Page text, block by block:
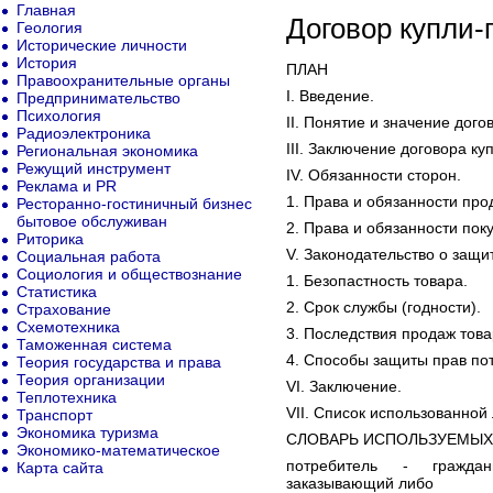
Договор
ПЛАН
I. Введение.
II. Понятие и значение
III. Заключение договора
IV. Обязанности сторон.
1. Права и обязанности
2. Права и обязанности
V. Законодательство о
1. Безопастность товара.
2. Срок службы (годности).
3. Последствия продаж
4. Способы защиты прав
VI. Заключение.
VII. Список
СЛОВАРЬ
потребитель -
заказывающий либо
Главная
Геология
Исторические личности
История
Правоохранительные органы
Предпринимательство
Психология
Радиоэлектроника
Региональная экономика
Режущий инструмент
Реклама и PR
Ресторанно-гостиничный бизнес
бытовое обслуживан
Риторика
Социальная работа
Социология и обществознание
Статистика
Страхование
Схемотехника
Таможенная система
Теория государства и права
Теория организации
Теплотехника
Транспорт
Экономика туризма
Экономико-математическое
Карта сайта